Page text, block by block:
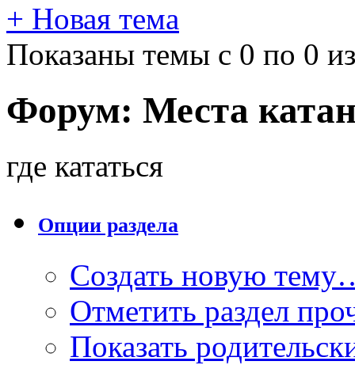
+ Новая тема
Показаны темы с 0 по 0
Форум: Места
где кататься
Опции раздела
Создать новую
Отметить раздел
Показать